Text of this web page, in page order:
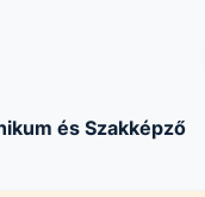
és Szakképző